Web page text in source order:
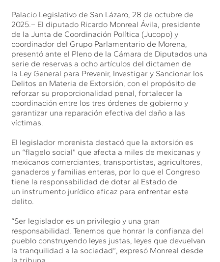
Palacio Legislativo de San Lázaro, 28 de octubre de
2025.– El diputado Ricardo Monreal Ávila, presidente
de la Junta de Coordinación Política (Jucopo) y
coordinador del Grupo Parlamentario de Morena,
presentó ante el Pleno de la Cámara de Diputados una
serie de reservas a ocho artículos del dictamen de
la Ley General para Prevenir, Investigar y Sancionar los
Delitos en Materia de Extorsión, con el propósito de
reforzar su proporcionalidad penal, fortalecer la
coordinación entre los tres órdenes de gobierno y
garantizar una reparación efectiva del daño a las
víctimas.
El legislador morenista destacó que la extorsión es
un “flagelo social” que afecta a miles de mexicanas y
mexicanos comerciantes, transportistas, agricultores,
ganaderos y familias enteras, por lo que el Congreso
tiene la responsabilidad de dotar al Estado de
un instrumento jurídico eficaz para enfrentar este
delito.
“Ser legislador es un privilegio y una gran
responsabilidad. Tenemos que honrar la confianza del
pueblo construyendo leyes justas, leyes que devuelvan
la tranquilidad a la sociedad”, expresó Monreal desde